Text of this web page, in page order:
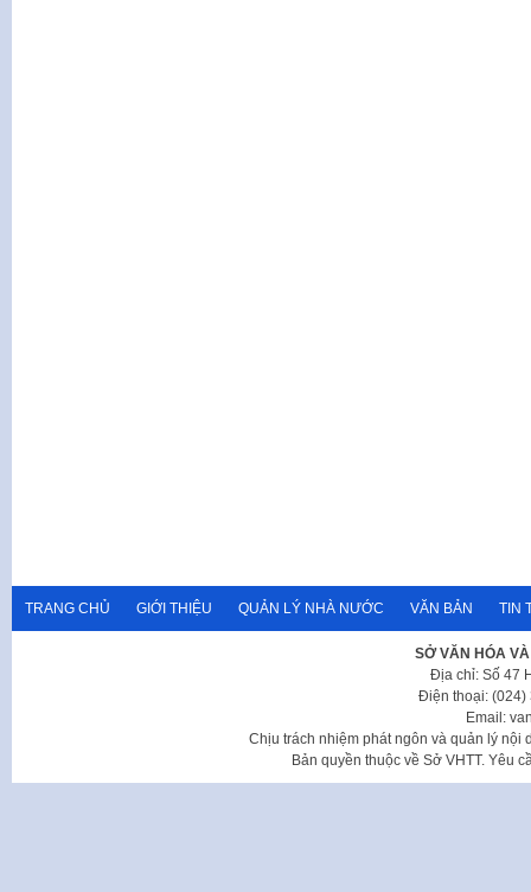
TRANG CHỦ GIỚI THIỆU QUẢN LÝ NHÀ NƯỚC VĂN BẢN TIN
SỞ VĂN HÓA
Địa chỉ: Số 47
Điện thoại: (024)
Email:
Chịu trách nhiệm phát ngôn và quản lý nội
Bản quyền thuộc về Sở VHTT. Yêu